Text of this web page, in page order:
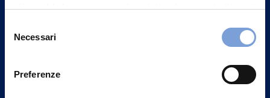
più su chi siamo, come può contattarci e come trattiamo i
può trovare nel footer del sito nella sezione "Informativa
delNecessari
Preferenze
Vittoria Assicurazioni S.p.A.